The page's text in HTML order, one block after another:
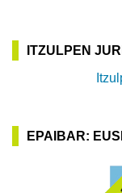
ITZULPEN
EPAIBAR: